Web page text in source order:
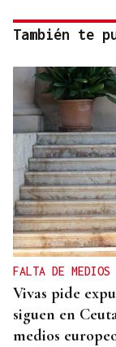
También te
FALTA DE MEDIOS
Vivas pide
siguen en
medios